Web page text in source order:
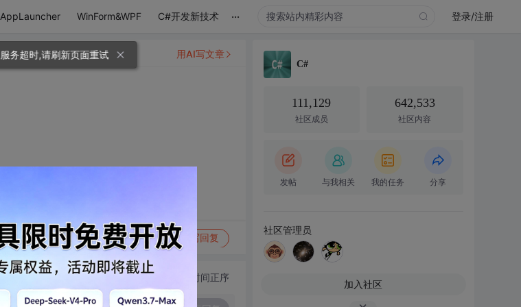
AppLauncher WinForm&WPF C#开发新技术 ... 登录/注册
举报 写回复
用AI写文章
切换为时间正序
C#
111,129
社区成员
642,533
社区内容
发帖 与我相关 我的任务 分享
社区管理员
加入社区
服务超时,请刷新页面重试